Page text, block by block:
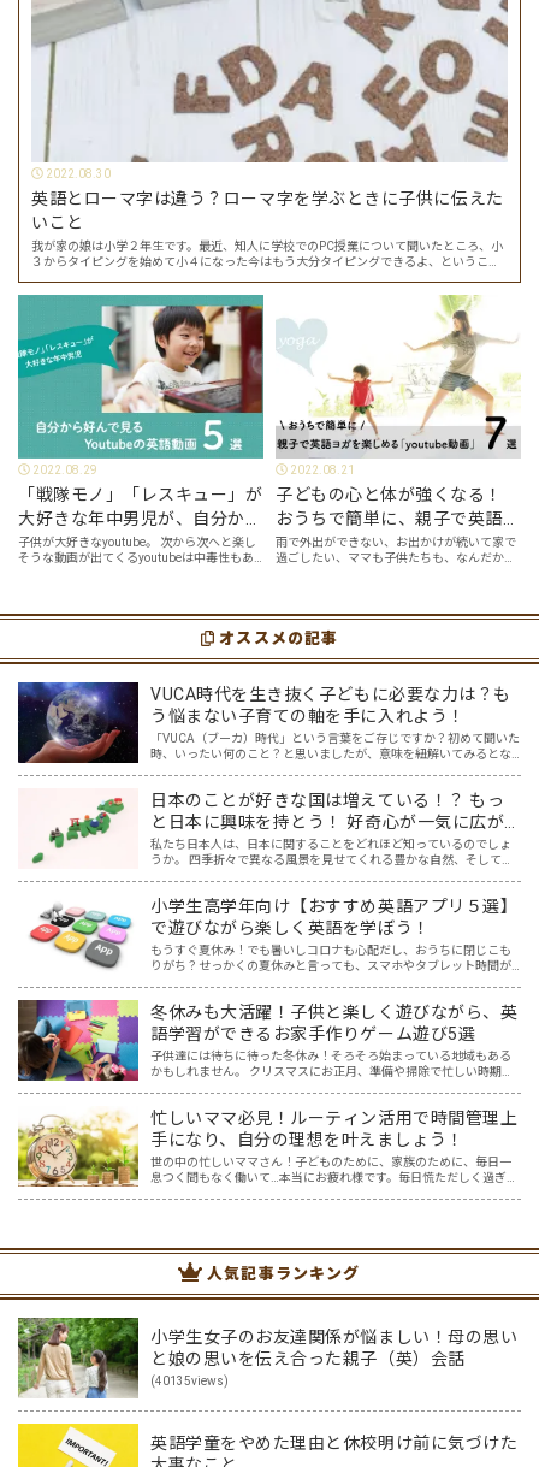
2022.08.30
英語とローマ字は違う？ローマ字を学ぶときに子供に伝えた
いこと
我が家の娘は小学２年生です。最近、知人に学校でのPC授業について聞いたところ、小
３からタイピングを始めて小４になった今はもう大分タイピングできるよ、ということ
で…
2022.08.29
「戦隊モノ」「レスキュー」が
大好きな年中男児が、自分から
好んで見るyoutube英語動画５
選
子供が大好きなyoutube。 次から次へと楽し
そうな動画が出てくるyoutubeは中毒性もあ
youtubeやゲーム、アプリだ…
2022.08.21
子どもの心と体が強くなる！
おうちで簡単に、親子で英語ヨ
ガを楽しめる「youtube動画」
７選
雨で外出ができない、お出かけが続いて家で
過ごしたい、ママも子供たちも、なんだか疲
スメの「youtube動画」を紹介します…
オススメの記事
VUCA時代を生き抜く子どもに必要な力は？も
う悩まない子育ての軸を手に入れよう！
「VUCA（ブーカ）時代」という言葉をご存じですか？初めて聞いた
時、いったい何のこと？と思いましたが、意味を紐解いてみるとな
日本のことが好きな国は増えている！？ もっ
と日本に興味を持とう！ 好奇心が一気に広が
る魔法のツール「Google Map」日本編
私たち日本人は、日本に関することをどれほど知っているのでしょ
うか。 四季折々で異なる風景を見せてくれる豊かな自然、そしてそ
小学生高学年向け【おすすめ英語アプリ５選】
で遊びながら楽しく英語を学ぼう！
もうすぐ夏休み！でも暑いしコロナも心配だし、おうちに閉じこも
りがち？せっかくの夏休みと言っても、スマホやタブレット時間が
冬休みも大活躍！子供と楽しく遊びながら、英
語学習ができるお家手作りゲーム遊び5選
子供達には待ちに待った冬休み！そろそろ始まっている地域もある
かもしれません。 クリスマスにお正月、準備や掃除で忙しい時期で
忙しいママ必見！ルーティン活用で時間管理上
手になり、自分の理想を叶えましょう！
世の中の忙しいママさん！子どものために、家族のために、毎日一
息つく間もなく働いて…本当にお疲れ様です。毎日慌ただしく過ぎ去
人気記事ランキング
小学生女子のお友達関係が悩ましい！母の思い
と娘の思いを伝え合った親子（英）会話
(40135views)
英語学童をやめた理由と休校明け前に気づけた